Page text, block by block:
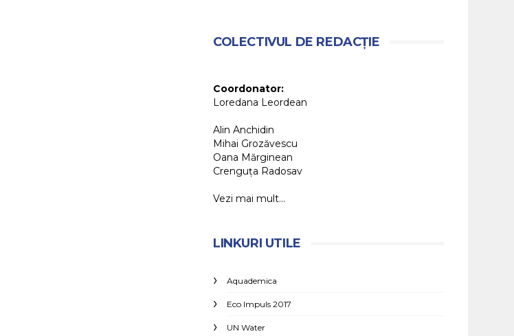
COLECTIVUL DE REDACȚIE
Coordonator:
Loredana Leordean
Alin Anchidin
Mihai Grozăvescu
Oana Mărginean
Crenguța Radosav
Vezi mai mult...
LINKURI UTILE
Aquademica
Eco Impuls 2017
UN Water